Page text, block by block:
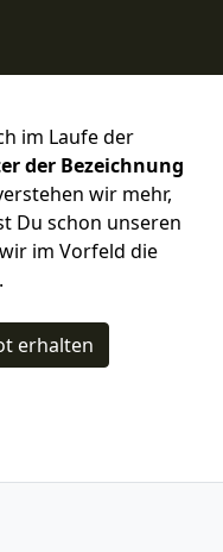
im Laufe der
der Bezeichnung
wir mehr,
Du schon unseren
im Vorfeld die
erhalten